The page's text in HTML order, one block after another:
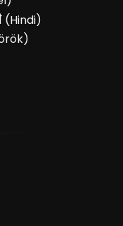
(Hindi)
)